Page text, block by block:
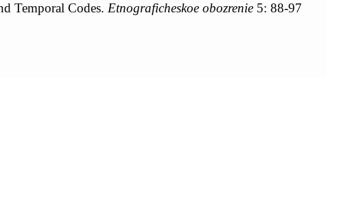
Temporal Codes. Etnograficheskoe obozrenie 5: 88-97